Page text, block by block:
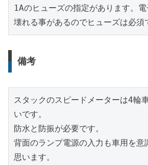
1Aのヒューズの指定があります。
壊れる事があるのでヒューズは必須
備考
スタックのスピードメーターは4輪
いです。
防水と防振が必要です。
背面のランプ電源の入力も車用を意
思います。